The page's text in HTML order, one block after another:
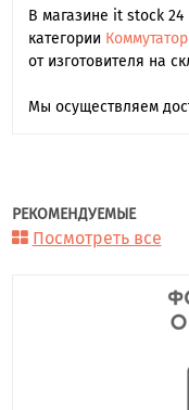
В магазине it stock
категории
от изготовителя на
Мы осуществляем
РЕКОМЕНДУЕМЫЕ
Посмотреть все